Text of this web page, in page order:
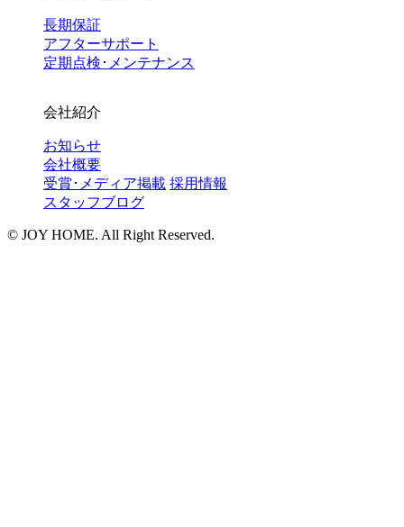
長期保証
アフターサポート
定期点検･メンテナンス
会社紹介
お知らせ
会社概要
受賞･メディア掲載 採用情報
スタッフブログ
©︎ JOY HOME. All Right Reserved.